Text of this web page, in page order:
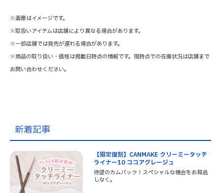
※画像はイメージです。
※取扱いアイテムは店舗により異なる場合があります。
※一部店舗では発売が遅れる場合があります。
※商品の取り扱い・価格は掲載日時点の情報です。現時点での在庫状況は店舗まで
お問い合わせください。
新着記事
【限定復刻】CANMAKE クリーミータッチ
ライナー10 ココアグレージュ
待望のカムバック！スペシャルな機会をお見逃
しなく。